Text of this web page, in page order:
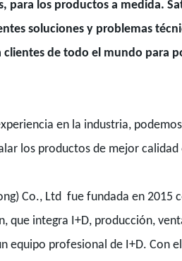
para los productos a medida.
soluciones y problemas
clientes de todo el mundo para
en la industria,
los productos de mejor
Co., Ltd fue fundada en 2015
que integra I+D, producción,
equipo profesional de I+D. Con